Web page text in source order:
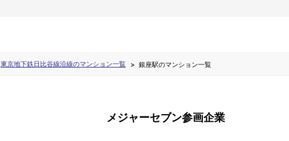
東京地下鉄日比谷線沿線のマンション一覧 銀座駅のマンション一覧
メジャーセブン参画企業